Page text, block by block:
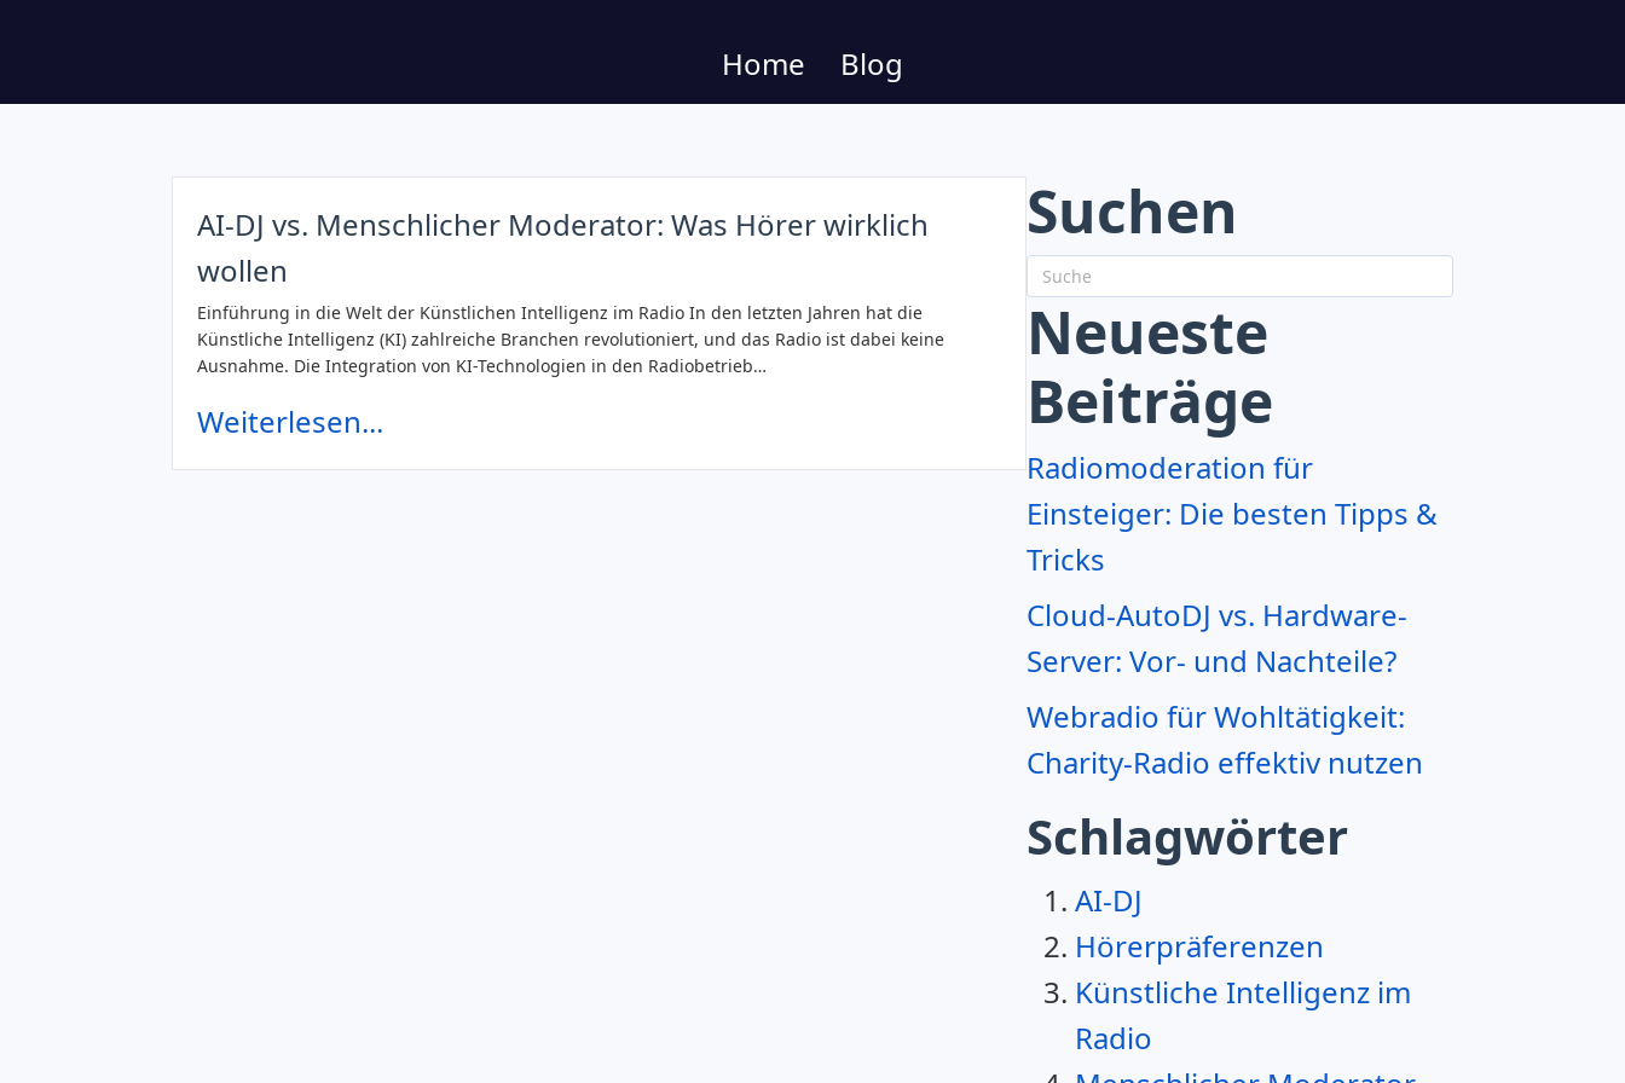
Home Blog
AI-DJ vs. Menschlicher Moderator: Was Hörer wirklich
wollen
Einführung in die Welt der Künstlichen Intelligenz im Radio In den letzten Jahren hat die
Künstliche Intelligenz (KI) zahlreiche Branchen revolutioniert, und das Radio ist dabei keine
Ausnahme. Die Integration von KI-Technologien in den Radiobetrieb…
Weiterlesen...
Suchen
Neueste
Beiträge
Radiomoderation für
Einsteiger: Die besten Tipps &
Tricks
Cloud-AutoDJ vs. Hardware-
Server: Vor- und Nachteile?
Webradio für Wohltätigkeit:
Charity-Radio effektiv nutzen
Schlagwörter
AI-DJ
Hörerpräferenzen
Künstliche Intelligenz im
Radio